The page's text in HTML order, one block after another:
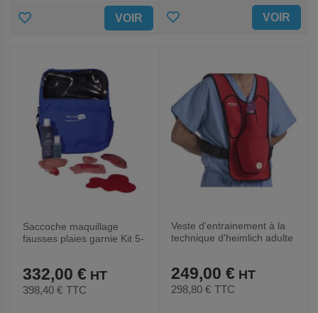
AJOUTER
FAVORIS
VOIR AJOUTER VOIR
Saccoche maquillage
fausses plaies garnie Kit 5-
332,00 €
398,40 € TTC
Veste d'entrainement à la
technique d'heimlich adulte
249,00 €
298,80 € TTC